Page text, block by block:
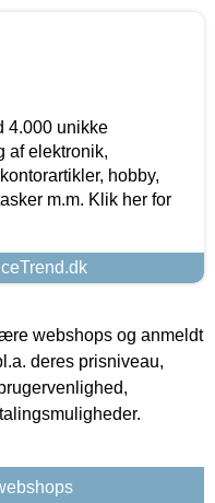
4.000 unikke
af elektronik,
hobby,
m.m. Klik her for
webshops og anmeldt
deres prisniveau,